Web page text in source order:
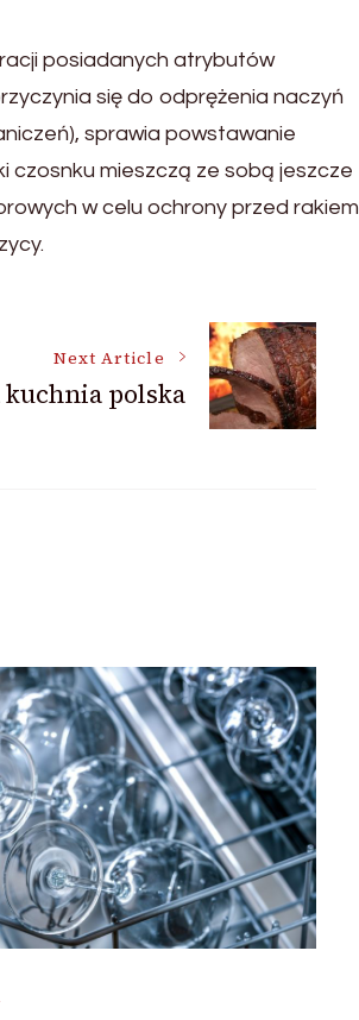
posiadanych atrybutów
się do odprężenia naczyń
sprawia powstawanie
czosnku mieszczą ze sobą jeszcze
w celu ochrony przed rakiem
Next Article
kuchnia polska